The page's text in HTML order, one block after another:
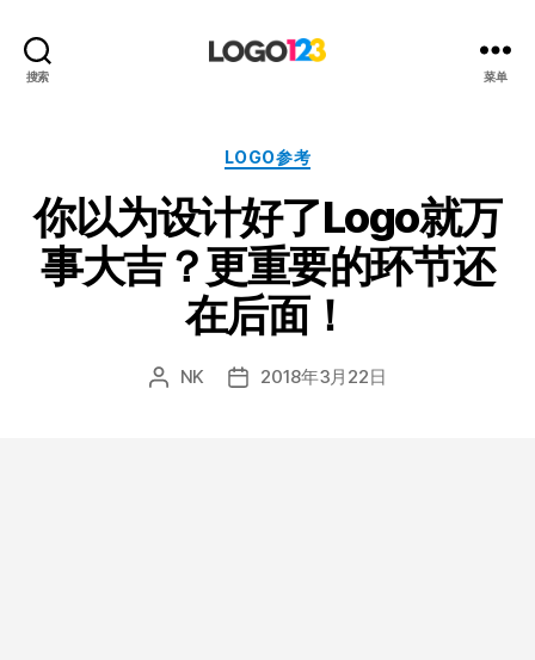
搜索
设
计
博
客
菜单
分
LOGO参考
你以为设计好了Logo就万
事大吉？更重要的环节还
在后面！
文 NK
发 2018年3月22日